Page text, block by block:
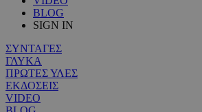
BLOG
SIGN IN
ΣΥΝΤΑΓΕΣ
ΓΛΥΚΑ
ΠΡΩΤΕΣ ΥΛΕΣ
ΕΚΔΟΣΕΙΣ
VIDEO